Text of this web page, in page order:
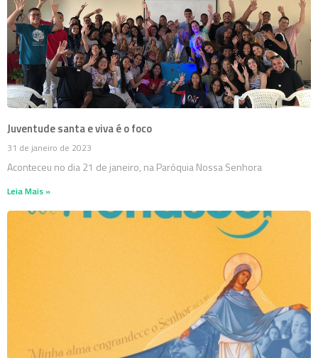
Juventude santa e viva é o foco
31 de janeiro de 2023
Aconteceu no dia 21 de janeiro, na Paróquia Nossa Senhora
Leia Mais »